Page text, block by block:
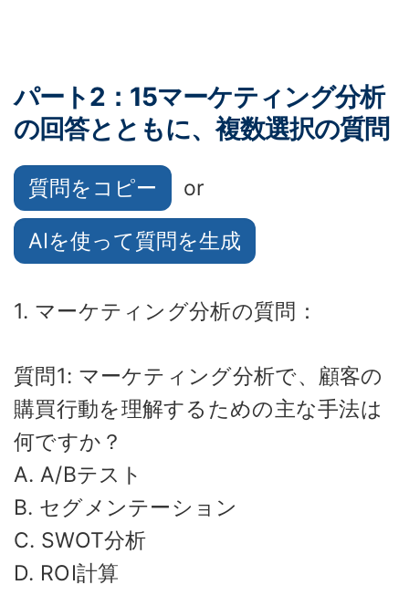
パート2：15マーケティング分析
の回答とともに、複数選択の質問
質問をコピー or
AIを使って質問を生成
1. マーケティング分析の質問：
質問1: マーケティング分析で、顧客の
購買行動を理解するための主な手法は
何ですか？
A. A/Bテスト
B. セグメンテーション
C. SWOT分析
D. ROI計算